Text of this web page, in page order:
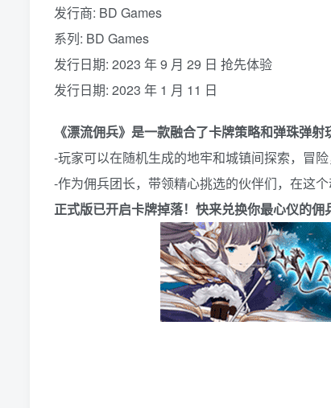
发行商: BD Games
系列: BD Games
发行日期: 2023 年 9 月 29 日 抢先体验
发行日期: 2023 年 1 月 11 日
《漂流佣兵》是一款融合了卡牌策略和弹珠弹射
-玩家可以在随机生成的地牢和城镇间探索，冒险
-作为佣兵团长，带领精心挑选的伙伴们，在这个
正式版已开启卡牌掉落！快来兑换你最心仪的佣